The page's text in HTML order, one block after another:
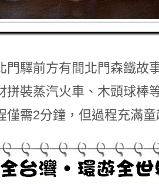
驛前方有間北門森鐵故
拼裝蒸汽火車、木頭球棒
僅需2分鐘，但過程充滿童